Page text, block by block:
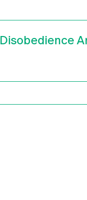
Disobedience